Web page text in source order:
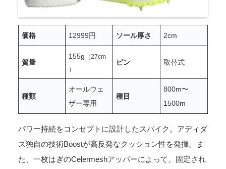
価格 12999円 ソール厚さ 2cm
質量
155g （27cm
）
ピン 取替式
種類
オールウェ
ザー専用
種目
800m〜
1500m
パワー持続をコンセプトに設計したスパイク。アディダ
ス独自の技術Boostが高反発なクッション性を発揮。ま
た、一枚はぎのCelermeshアッパーによって、固定され